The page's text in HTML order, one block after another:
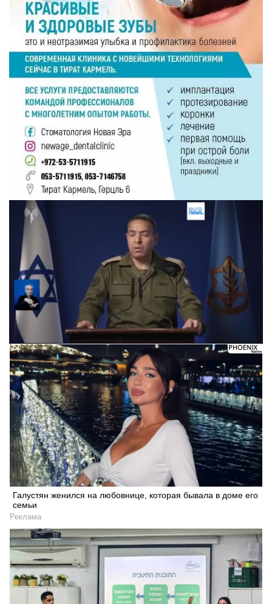
Галустян женился на любовнице, которая бывала в доме его
семьи
Реклама